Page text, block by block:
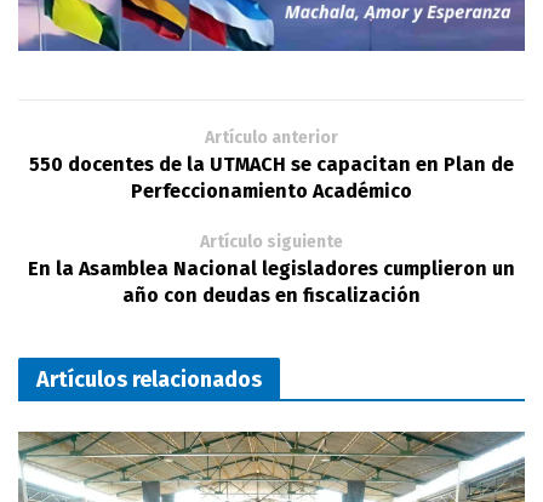
Artículo anterior
550 docentes de la UTMACH se capacitan en Plan de
Perfeccionamiento Académico
Artículo siguiente
En la Asamblea Nacional legisladores cumplieron un
año con deudas en fiscalización
Artículos relacionados